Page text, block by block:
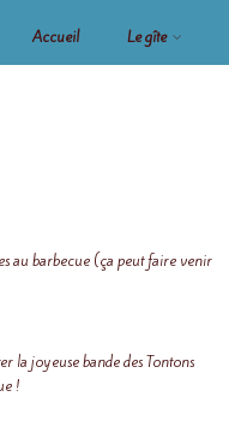
Accueil Le gîte
au barbecue (ça peut faire venir
la joyeuse bande des Tontons
!